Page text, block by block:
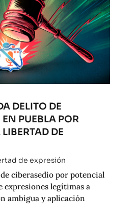
DELITO DE
PUEBLA POR
DE
de expresión
ciberasedio por potencial
legítimas a
ambigua y aplicación